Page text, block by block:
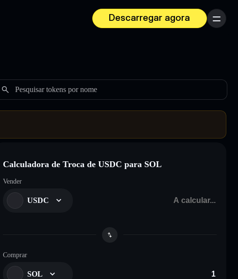
Descarregar agora
Menu
Pesquisar tokens por nome
Calculadora de Troca de USDC para SOL
Vender
USDC
Comprar
SOL